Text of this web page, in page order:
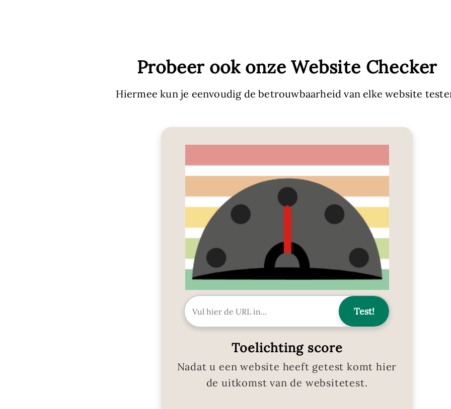
Probeer ook onze Website Checker
Hiermee kun je eenvoudig de betrouwbaarheid van elke website
Toelichting score
Nadat u een website heeft getest komt hier
de uitkomst van de websitetest.